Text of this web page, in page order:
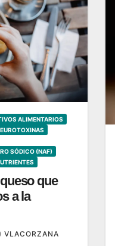
ALIMENTARIOS
SÓDICO (NAF)
que
a la
VLACORZANA